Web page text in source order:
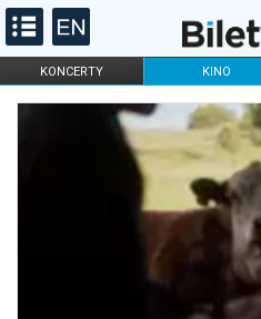
KONCERTY KINO
FILHARMONIA OPERA I BALET